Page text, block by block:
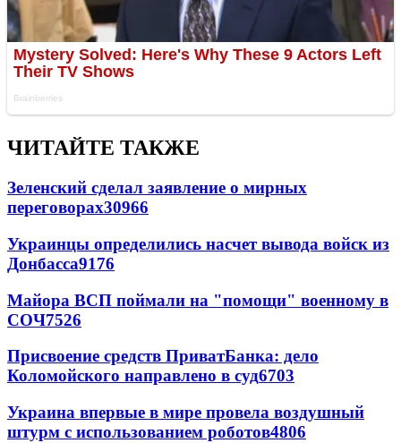
ЧИТАЙТЕ ТАКЖЕ
Зеленский сделал заявление о мирных
переговорах30966
Украинцы определились насчет вывода войск из
Донбасса9176
Майора ВСП поймали на "помощи" военному в
СОЧ7526
Присвоение средств ПриватБанка: дело
Коломойского направлено в суд6703
Украина впервые в мире провела воздушный
штурм с использованием роботов4806